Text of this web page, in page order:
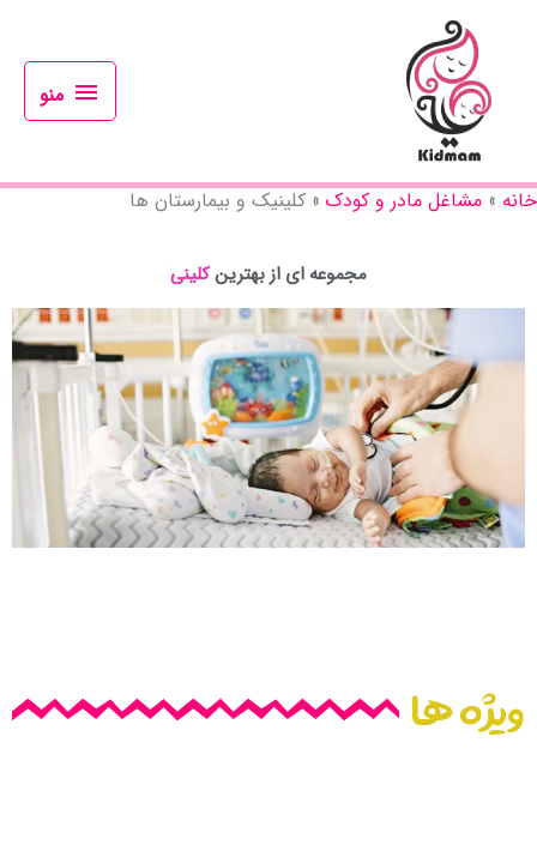
منو
خانه مشاغل مادر و کودک کلینیک و بیمارستان ها
مجموعه ای از بهترین کلینی ک های
ویژه ها